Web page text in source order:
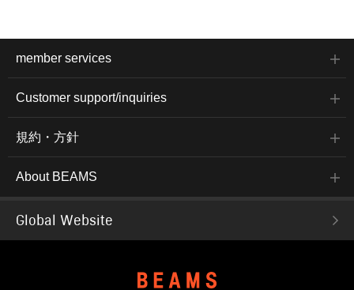
member services
Customer support/inquiries
規約・方針
About BEAMS
Global Website